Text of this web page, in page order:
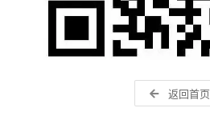
返回首页